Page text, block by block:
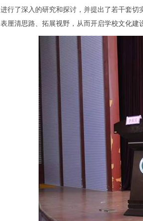
进行了深入的研究和探讨，并提出了若干套
表厘清思路、拓展视野，从而开启学校文化建